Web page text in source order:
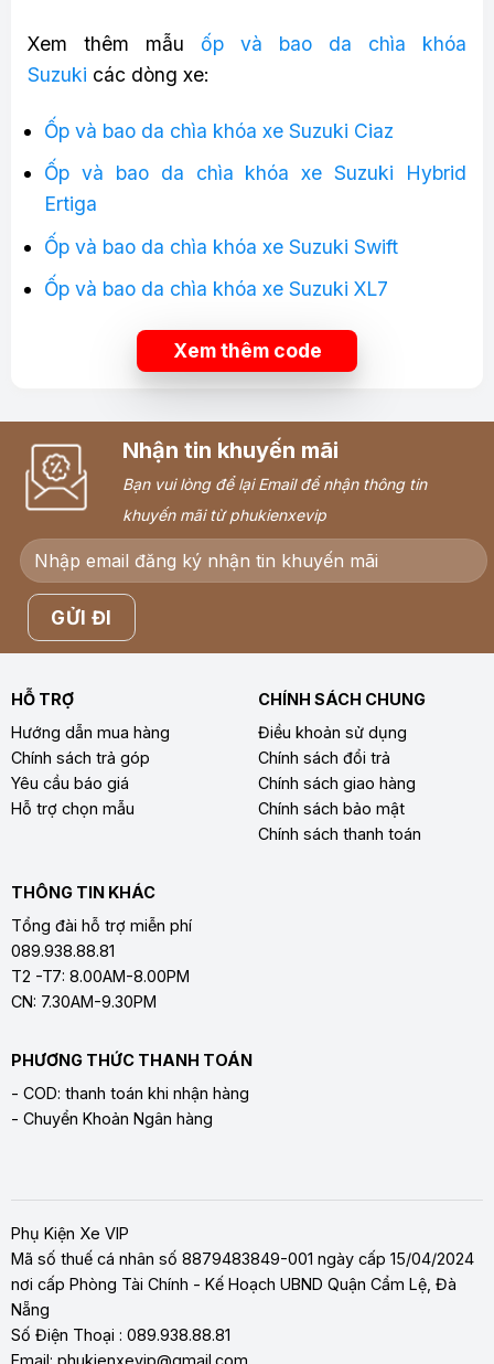
Xem thêm mẫu ốp và bao da chìa khóa
Suzuki các dòng xe:
Ốp và bao da chìa khóa xe Suzuki Ciaz
Ốp và bao da chìa khóa xe Suzuki Hybrid
Ertiga
Ốp và bao da chìa khóa xe Suzuki Swift
Ốp và bao da chìa khóa xe Suzuki XL7
Xem thêm code
Nhận tin khuyến mãi
Bạn vui lòng để lại Email để nhận thông tin
khuyến mãi từ phukienxevip
HỖ TRỢ
Hướng dẫn mua hàng
Chính sách trả góp
Yêu cầu báo giá
Hỗ trợ chọn mẫu
CHÍNH SÁCH CHUNG
Điều khoản sử dụng
Chính sách đổi trả
Chính sách giao hàng
Chính sách bảo mật
Chính sách thanh toán
THÔNG TIN KHÁC
Tổng đài hỗ trợ miễn phí
089.938.88.81
T2 -T7: 8.00AM-8.00PM
CN: 7.30AM-9.30PM
PHƯƠNG THỨC THANH TOÁN
- COD: thanh toán khi nhận hàng
- Chuyển Khoản Ngân hàng
Phụ Kiện Xe VIP
Mã số thuế cá nhân số 8879483849-001 ngày cấp 15/04/2024
nơi cấp Phòng Tài Chính - Kế Hoạch UBND Quận Cẩm Lệ, Đà
Nẵng
Số Điện Thoại : 089.938.88.81
Email: phukienxevip@gmail.com